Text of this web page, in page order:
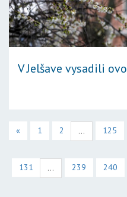
V Jelšave vysadili
« 1 2 ... 125
131
... 239 240